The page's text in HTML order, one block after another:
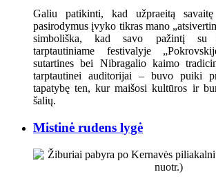
Galiu patikinti, kad užpraeitą
pasirodymus įvyko tikras mano
simboliška, kad savo pažintį su
tarptautiniame festivalyje
sutartines bei Nibragalio kaimo
tarptautinei auditorijai – buvo puiki
tapatybę ten, kur maišosi kultūros ir
šalių.
Mistinė rudens lygė